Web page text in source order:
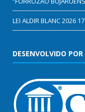
LEI ALDIR BLANC 2026
DESENVOLVIDO POR